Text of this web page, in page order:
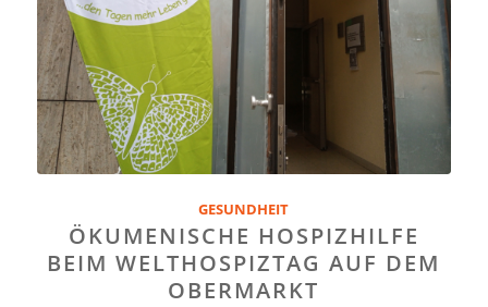
GESUNDHEIT
ÖKUMENISCHE HOSPIZHILFE
BEIM WELTHOSPIZTAG AUF DEM
OBERMARKT